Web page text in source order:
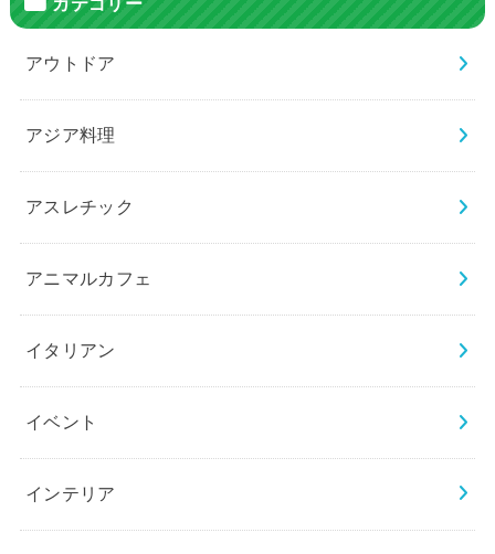
アウトドア
アジア料理
アスレチック
アニマルカフェ
イタリアン
イベント
インテリア